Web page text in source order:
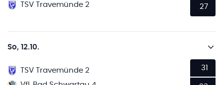
TSV Travemünde 2
27
So, 12.10.
TSV Travemünde 2
31